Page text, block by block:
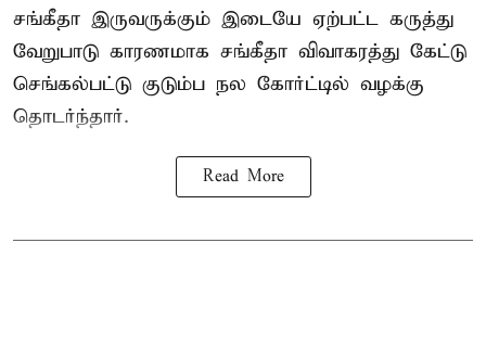
சங்கீதா இருவருக்கும் இடையே ஏற்பட்ட கருத்து
வேறுபாடு காரணமாக சங்கீதா விவாகரத்து கேட்டு
செங்கல்பட்டு குடும்ப நல கோர்ட்டில் வழக்கு
தொடர்ந்தார்.
Read More